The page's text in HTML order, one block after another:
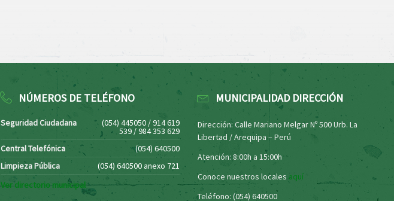
NÚMEROS DE TELÉFONO
Seguridad Ciudadana (054) 445050 / 914 619
539 / 984 353 629
Central Telefónica
(054) 640500
Limpieza Pública
(054) 640500 anexo 721
Ver directorio municipal
MUNICIPALIDAD DIRECCIÓN
Dirección: Calle Mariano Melgar Nº 500 Urb. La
Libertad / Arequipa – Perú
Atención: 8:00h a 15:00h
Conoce nuestros locales aquí
Teléfono: (054) 640500